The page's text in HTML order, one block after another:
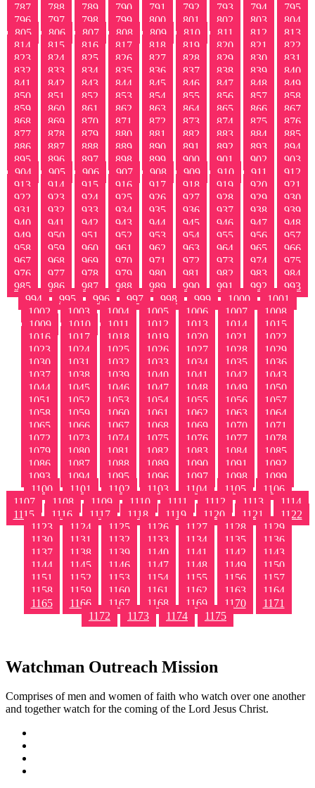
787
788 789 790 791 792 793 794
795
796
797 798 799 800 801 802 803
804
805
806 807 808 809 810 811 812
813
814
815 816 817 818 819 820 821
822
823
824 825 826 827 828 829 830
831
832
833 834 835 836 837 838 839
840
841
842 843 844 845 846 847 848
849
850
851 852 853 854 855 856 857
858
859
860 861 862 863 864 865 866
867
868
869 870 871 872 873 874 875
876
877
878 879 880 881 882 883 884
885
886
887 888 889 890 891 892 893
894
895
896 897 898 899 900 901 902
903
904
905 906 907 908 909 910 911
912
913
914 915 916 917 918 919 920
921
922
923 924 925 926 927 928 929
930
931
932 933 934 935 936 937 938
939
940
941 942 943 944 945 946 947
948
949
950 951 952 953 954 955 956
957
958
959 960 961 962 963 964 965
966
967
968 969 970 971 972 973 974
975
976
977 978 979 980 981 982 983
984
985
986 987 988 989 990 991 992
993
994
995 996 997 998 999 1000
1001
1002
1003 1004 1005 1006 1007
1008
1009
1010 1011 1012 1013 1014
1015
1016
1017 1018 1019 1020 1021
1022
1023
1024 1025 1026 1027 1028
1029
1030
1031 1032 1033 1034 1035
1036
1037
1038 1039 1040 1041 1042
1043
1044
1045 1046 1047 1048 1049
1050
1051
1052 1053 1054 1055 1056
1057
1058
1059 1060 1061 1062 1063
1064
1065
1066 1067 1068 1069 1070
1071
1072
1073 1074 1075 1076 1077
1078
1079
1080 1081 1082 1083 1084
1085
1086
1087 1088 1089 1090 1091
1092
1093
1094 1095 1096 1097 1098
1099
1100
1101 1102 1103 1104 1105
1106
1107
1108 1109 1110 1111 1112 1113
1114
1115
1116 1117 1118 1119 1120 1121
1122
1123
1124 1125 1126 1127 1128
1129
1130
1131 1132 1133 1134 1135
1136
1137
1138 1139 1140 1141 1142
1143
1144
1145 1146 1147 1148 1149
1150
1151
1152 1153 1154 1155 1156
1157
1158
1159 1160 1161 1162 1163
1164
1165
1166 1167 1168 1169 1170
1171
1172
1173 1174 1175
Watchman Outreach Mission
Comprises of men and women of faith who watch over one another
and together watch for the coming of the Lord Jesus Christ.